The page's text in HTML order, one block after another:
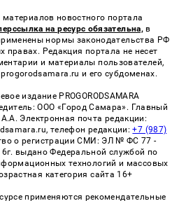
новостного портала
на ресурс обязательна, в
нормы законодательства РФ
правах. Редакция портала не несет
и материалы пользователей,
и его субдоменах.
издание PROGORODSAMARA
ООО «Город Самара». Главный
Электронная почта редакции:
телефон редакции:+7 (987)
о регистрации СМИ: ЭЛ № ФС 77 -
выдано Федеральной службой по
технологий и массовых
категория сайта 16+
применяются рекомендательные